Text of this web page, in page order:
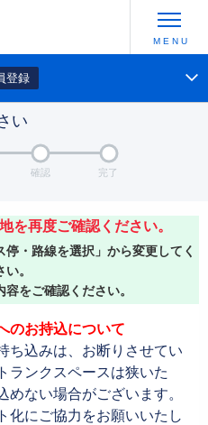
登録
い
確認 完了
を再度ご確認ください。
・路線を選択」から変更してく
い。
をご確認ください。
のお持込について
ち込みは、お断りさせてい
ランクスペースは狭いた
ない場合がございます。
化にご協力をお願いいたし